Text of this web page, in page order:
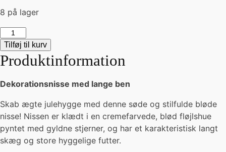
8 på lager
Langbenet
nisse
-
creme
(H35cm)
Tilføj til kurv
Produktinformation
Dekorationsnisse med lange ben
Skab ægte julehygge med denne søde og stilfulde bløde
nisse! Nissen er klædt i en cremefarvede, blød fløjlshue
pyntet med gyldne stjerner, og har et karakteristisk langt
skæg og store hyggelige futter.